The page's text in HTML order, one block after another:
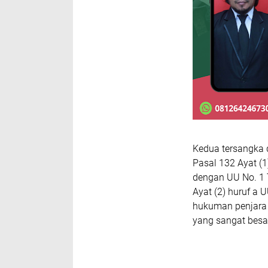
Kedua
Pasal 132 Ayat
dengan UU No.
Ayat (2) huruf a
hukuman
yang sangat